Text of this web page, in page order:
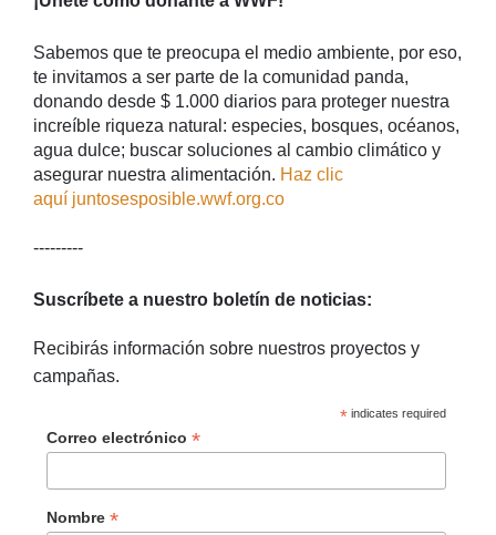
Sabemos que te preocupa el medio ambiente, por eso,
te invitamos a ser parte de la comunidad panda,
donando desde $ 1.000 diarios para proteger nuestra
increíble riqueza natural: especies, bosques, océanos,
agua dulce; buscar soluciones al cambio climático y
asegurar nuestra alimentación. Haz clic
aquí juntosesposible.wwf.org.co
---------
Suscríbete a nuestro boletín de noticias:
Recibirás información sobre nuestros proyectos y
campañas.
*indicates required
Correo electrónico *
Nombre *